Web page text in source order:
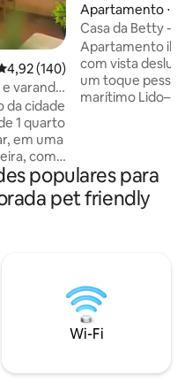
de uma avaliação média de
4,92 (140)
varanda
da cidade
1 quarto
em uma
com
terraço
a
o campo,
local
as
Apartamento ⋅
Casa da Betty -
condicionado
Apartamento
com vista
um toque
marítimo
perfeita para
Desfrute da
condicionado,
Piscinas naturais
proximidades.
populares para
pet friendly
Wi-Fi